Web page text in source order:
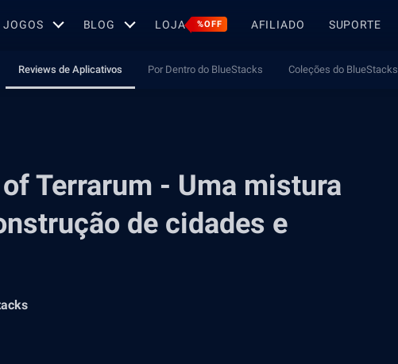
JOGOS BLOG LOJA %OFF AFILIADO SUPORTE
Reviews de Aplicativos Por Dentro do BlueStacks Coleções do BlueStacks
Terrarum - Uma mistura
de cidades e